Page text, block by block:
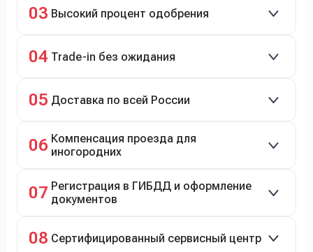
рассрочка 0% на 2 года при первом взносе 35–50%.
03 Высокий процент одобрения
04 Trade-in без ожидания
05 Доставка по всей России
06 Компенсация проезда для
иногородних
07 Регистрация в ГИБДД и оформление
документов
08 Сертифицированный сервисный центр